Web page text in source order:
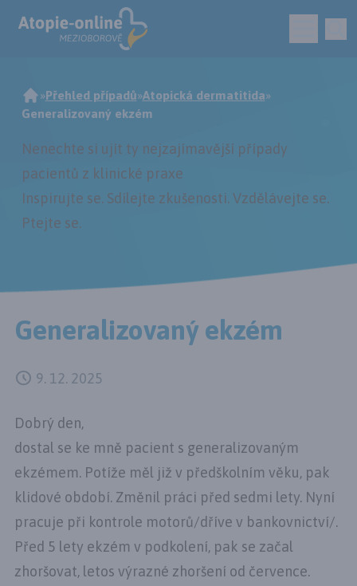
»Přehled případů»Atopická dermatitida»
Generalizovaný ekzém
Nenechte si ujít ty nejzajímavější případy
pacientů z klinické praxe
Inspirujte se. Sdílejte zkušenosti. Vzdělávejte se.
Ptejte se.
Generalizovaný ekzém
9. 12. 2025
Dobrý den,
dostal se ke mně pacient s generalizovaným
ekzémem. Potíže měl již v předškolním věku, pak
klidové období. Změnil práci před sedmi lety. Nyní
pracuje při kontrole motorů/dříve v bankovnictví/.
Před 5 lety ekzém v podkolení, pak se začal
zhoršovat, letos výrazné zhoršení od července.